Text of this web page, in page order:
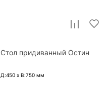
Стол придиванный Остин
Д:450 x В:750 мм